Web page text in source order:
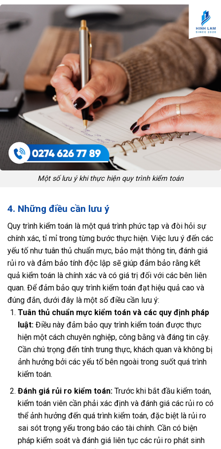
Một số lưu ý khi thực hiện quy trình kiểm toán
4. Những điều cần lưu ý
Quy trình kiểm toán là một quá trình phức tạp và đòi hỏi sự
chính xác, tỉ mỉ trong từng bước thực hiện. Việc lưu ý đến các
yếu tố như tuân thủ chuẩn mực, bảo mật thông tin, đánh giá
rủi ro và đảm bảo tính độc lập sẽ giúp đảm bảo rằng kết
quả kiểm toán là chính xác và có giá trị đối với các bên liên
quan. Để đảm bảo quy trình kiểm toán đạt hiệu quả cao và
đúng đắn, dưới đây là một số điều cần lưu ý:
Tuân thủ chuẩn mực kiểm toán và các quy định pháp
luật: Điều này đảm bảo quy trình kiểm toán được thực
hiện một cách chuyên nghiệp, công bằng và đáng tin cậy.
Cần chú trọng đến tính trung thực, khách quan và không bị
ảnh hưởng bởi các yếu tố bên ngoài trong suốt quá trình
kiểm toán.
Đánh giá rủi ro kiểm toán: Trước khi bắt đầu kiểm toán,
kiểm toán viên cần phải xác định và đánh giá các rủi ro có
thể ảnh hưởng đến quá trình kiểm toán, đặc biệt là rủi ro
sai sót trọng yếu trong báo cáo tài chính. Cần có biện
pháp kiểm soát và đánh giá liên tục các rủi ro phát sinh